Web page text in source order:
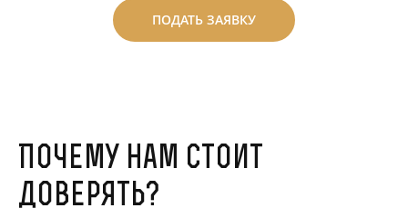
ПОДАТЬ ЗАЯВКУ
Почему нам стоит
доверять?